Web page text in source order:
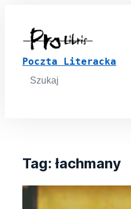
Poczta Literacka
Search
for:
Tag:łachmany